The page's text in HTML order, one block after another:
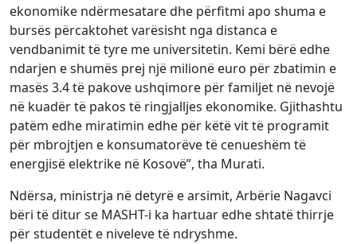
ekonomike ndërmesatare dhe përfitmi apo shuma e
bursës përcaktohet varësisht nga distanca e
vendbanimit të tyre me universitetin. Kemi bërë edhe
ndarjen e shumës prej një milionë euro për zbatimin e
masës 3.4 të pakove ushqimore për familjet në nevojë
në kuadër të pakos të ringjalljes ekonomike. Gjithashtu
patëm edhe miratimin edhe për këtë vit të programit
për mbrojtjen e konsumatorëve të cenueshëm të
energjisë elektrike në Kosovë”, tha Murati.
Ndërsa, ministrja në detyrë e arsimit, Arbërie Nagavci
bëri të ditur se MASHT-i ka hartuar edhe shtatë thirrje
për studentët e niveleve të ndryshme.